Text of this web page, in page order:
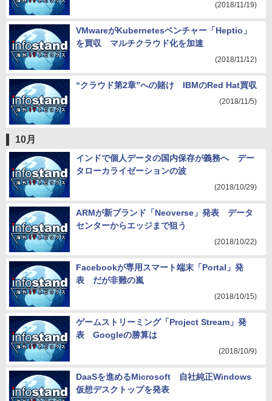
(2018/11/19)
VMwareがKubernetesベンチャー「Heptio」
を買収 マルチクラウド化を加速
(2018/11/12)
“クラウド第2章”への賭け IBMのRed Hat買収
(2018/11/5)
10月
インドで個人データの国内保存が義務へ デー
タローカライゼーションの波
(2018/10/29)
ARMが新ブランド「Neoverse」発表 データ
センターからエッジまで狙う
(2018/10/22)
Facebookが専用スマート端末「Portal」発
表 だが非難の嵐
(2018/10/15)
ゲームストリーミング「Project Stream」発
表 Googleの勝算は
(2018/10/9)
DaaSを進めるMicrosoft 自社純正Windows
仮想デスクトップを発表